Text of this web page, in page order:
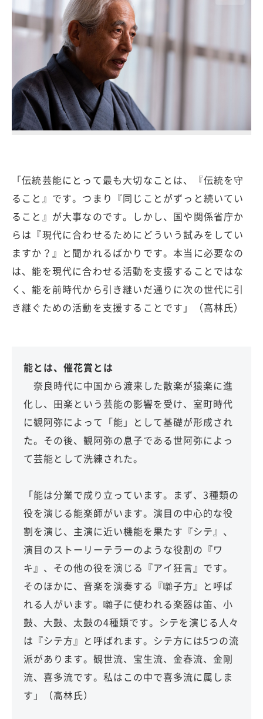
「伝統芸能にとって最も大切なことは、『伝統を守
ること』です。つまり『同じことがずっと続いてい
ること』が大事なのです。しかし、国や関係省庁か
らは『現代に合わせるためにどういう試みをしてい
ますか？』と聞かれるばかりです。本当に必要なの
は、能を現代に合わせる活動を支援することではな
く、能を前時代から引き継いだ通りに次の世代に引
き継ぐための活動を支援することです」（高林氏）
能とは、催花賞とは
奈良時代に中国から渡来した散楽が猿楽に進
化し、田楽という芸能の影響を受け、室町時代
に観阿弥によって「能」として基礎が形成され
た。その後、観阿弥の息子である世阿弥によっ
て芸能として洗練された。
「能は分業で成り立っています。まず、3種類の
役を演じる能楽師がいます。演目の中心的な役
割を演じ、主演に近い機能を果たす『シテ』、
演目のストーリーテラーのような役割の『ワ
キ』、その他の役を演じる『アイ狂言』です。
そのほかに、音楽を演奏する『囃子方』と呼ば
れる人がいます。囃子に使われる楽器は笛、小
鼓、大鼓、太鼓の4種類です。シテを演じる人々
は『シテ方』と呼ばれます。シテ方には5つの流
派があります。観世流、宝生流、金春流、金剛
流、喜多流です。私はこの中で喜多流に属しま
す」（高林氏）